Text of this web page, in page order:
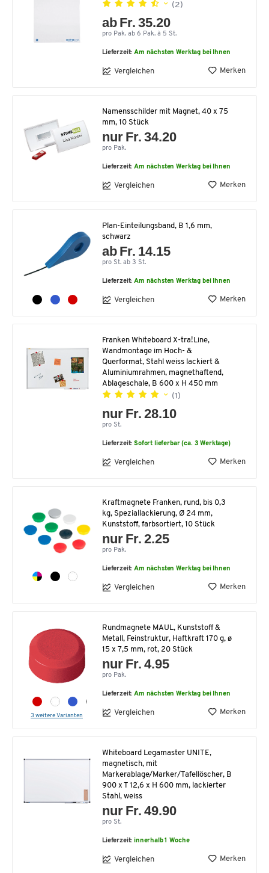
(2)
ab Fr. 35.20
pro Pak. ab 6 Pak. à 5 St.
Lieferzeit:Am nächsten Werktag bei Ihnen
Vergleichen Merken
Namensschilder mit Magnet, 40 x 75
mm, 10 Stück
nur Fr. 34.20
pro Pak.
Lieferzeit:Am nächsten Werktag bei Ihnen
Vergleichen Merken
Plan-Einteilungsband, B 1,6 mm,
schwarz
ab Fr. 14.15
pro St. ab 3 St.
Lieferzeit:Am nächsten Werktag bei Ihnen
Vergleichen Merken
Franken Whiteboard X-tra!Line,
Wandmontage im Hoch- &
Querformat, Stahl weiss lackiert &
Aluminiumrahmen, magnethaftend,
Ablageschale, B 600 x H 450 mm
(1)
nur Fr. 28.10
pro St.
Lieferzeit:Sofort lieferbar (ca. 3 Werktage)
Vergleichen Merken
Kraftmagnete Franken, rund, bis 0,3
kg, Speziallackierung, Ø 24 mm,
Kunststoff, farbsortiert, 10 Stück
nur Fr. 2.25
pro Pak.
Lieferzeit:Am nächsten Werktag bei Ihnen
Vergleichen Merken
3 weitere Varianten
Rundmagnete MAUL, Kunststoff &
Metall, Feinstruktur, Haftkraft 170 g, ø
15 x 7,5 mm, rot, 20 Stück
nur Fr. 4.95
pro Pak.
Lieferzeit:Am nächsten Werktag bei Ihnen
Vergleichen Merken
Whiteboard Legamaster UNITE,
magnetisch, mit
Markerablage/Marker/Tafellöscher, B
900 x T 12,6 x H 600 mm, lackierter
Stahl, weiss
nur Fr. 49.90
pro St.
Lieferzeit:innerhalb 1 Woche
Vergleichen Merken